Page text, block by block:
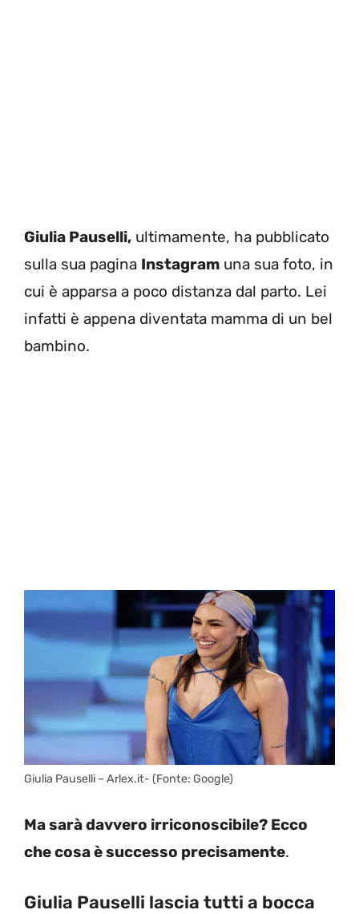
Giulia Pauselli, ultimamente, ha pubblicato
sulla sua pagina Instagram una sua foto, in
cui è apparsa a poco distanza dal parto. Lei
infatti è appena diventata mamma di un bel
bambino.
Giulia Pauselli – Arlex.it- (Fonte: Google)
Ma sarà davvero irriconoscibile? Ecco
che cosa è successo precisamente.
Giulia Pauselli lascia tutti a bocca